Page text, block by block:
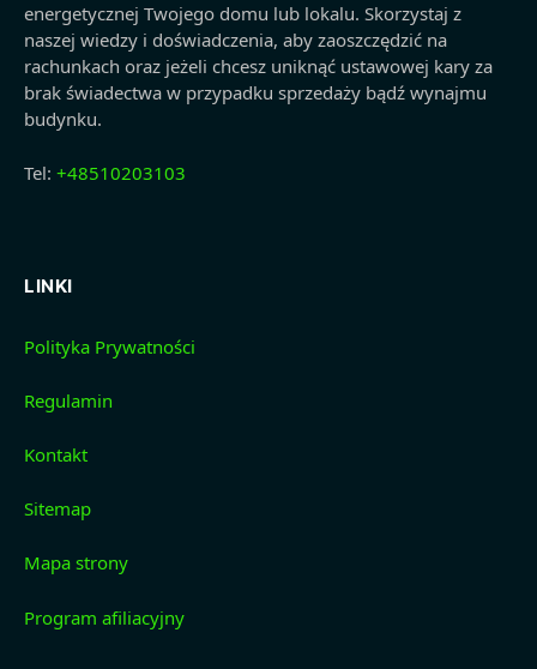
energetycznej Twojego domu lub lokalu. Skorzystaj z
naszej wiedzy i doświadczenia, aby zaoszczędzić na
rachunkach oraz jeżeli chcesz uniknąć ustawowej kary za
brak świadectwa w przypadku sprzedaży bądź wynajmu
budynku.
Tel: +48510203103
LINKI
Polityka Prywatności
Regulamin
Kontakt
Sitemap
Mapa strony
Program afiliacyjny